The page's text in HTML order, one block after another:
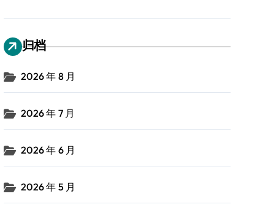
归档
2026 年 8 月
2026 年 7 月
2026 年 6 月
2026 年 5 月